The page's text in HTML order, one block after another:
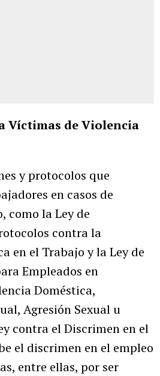
Víctimas de Violencia
y protocolos que
en casos de
como la Ley de
contra la
en el Trabajo y la Ley de
Empleados en
Doméstica,
Agresión Sexual u
contra el Discrimen en el
el discrimen en el empleo
entre ellas, por ser